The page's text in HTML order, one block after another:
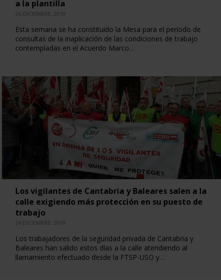
a la plantilla
26 DICIEMBRE, 2019
Esta semana se ha constituido la Mesa para el período de
consultas de la inaplicación de las condiciones de trabajo
contempladas en el Acuerdo Marco…
Los vigilantes de Cantabria y Baleares salen a la
calle exigiendo más protección en su puesto de
trabajo
24 DICIEMBRE, 2019
Los trabajadores de la seguridad privada de Cantabria y
Baleares han salido estos días a la calle atendiendo al
llamamiento efectuado desde la FTSP-USO y…